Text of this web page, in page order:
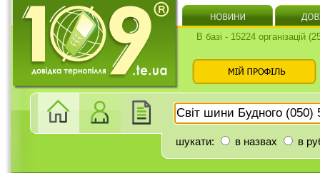
В базі - 15224 організацій
шукати: в назвах в